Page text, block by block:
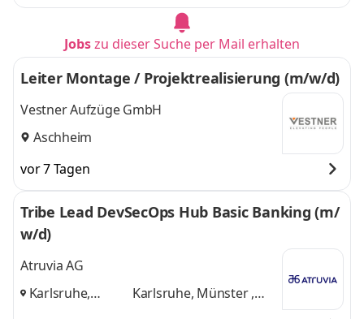
Jobszu dieser Suche per Mail erhalten
Leiter Montage / Projektrealisierung (m/w/d)
Vestner Aufzüge GmbH
Aschheim
vor 7 Tagen
Tribe Lead DevSecOps Hub Basic Banking (m/
w/d)
Atruvia AG
Karlsruhe,
Karlsruhe, Münster ,